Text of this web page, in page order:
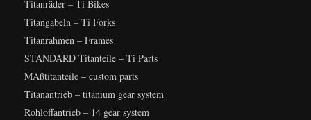
Titanräder – Ti Bikes
Titangabeln – Ti Forks
Titanrahmen – Frames
STANDARD Titanteile – Ti Parts
MAßtitanteile – custom parts
Titanantrieb – titanium gear system
Rohloffantrieb – 14 gear system